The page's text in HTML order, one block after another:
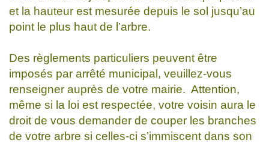
et la hauteur est mesurée depuis le sol jusqu’au
point le plus haut de l’arbre.
Des règlements particuliers peuvent être
imposés par arrêté municipal, veuillez-vous
renseigner auprès de votre mairie. Attention,
même si la loi est respectée, votre voisin aura le
droit de vous demander de couper les branches
de votre arbre si celles-ci s’immiscent dans son